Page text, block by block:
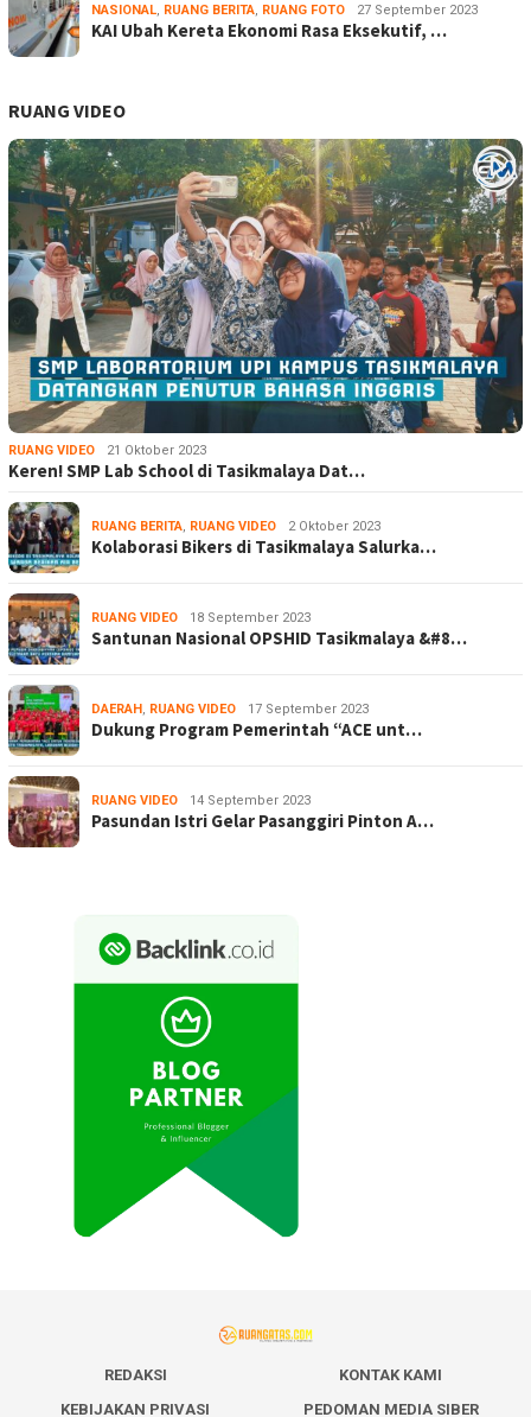
NASIONAL RUANG BERITA RUANG FOTO 27 September 2023
KAI Ubah Kereta Ekonomi Rasa Eksekutif, …
RUANG VIDEO
RUANG VIDEO 21 Oktober 2023
Keren! SMP Lab School di Tasikmalaya Dat…
RUANG BERITA RUANG VIDEO 2 Oktober 2023
Kolaborasi Bikers di Tasikmalaya Salurka…
RUANG VIDEO 18 September 2023
Santunan Nasional OPSHID Tasikmalaya &#8…
DAERAH RUANG VIDEO 17 September 2023
Dukung Program Pemerintah “ACE unt…
RUANG VIDEO 14 September 2023
Pasundan Istri Gelar Pasanggiri Pinton A…
REDAKSI
KONTAK KAMI
KEBIJAKAN PRIVASI
PEDOMAN MEDIA SIBER